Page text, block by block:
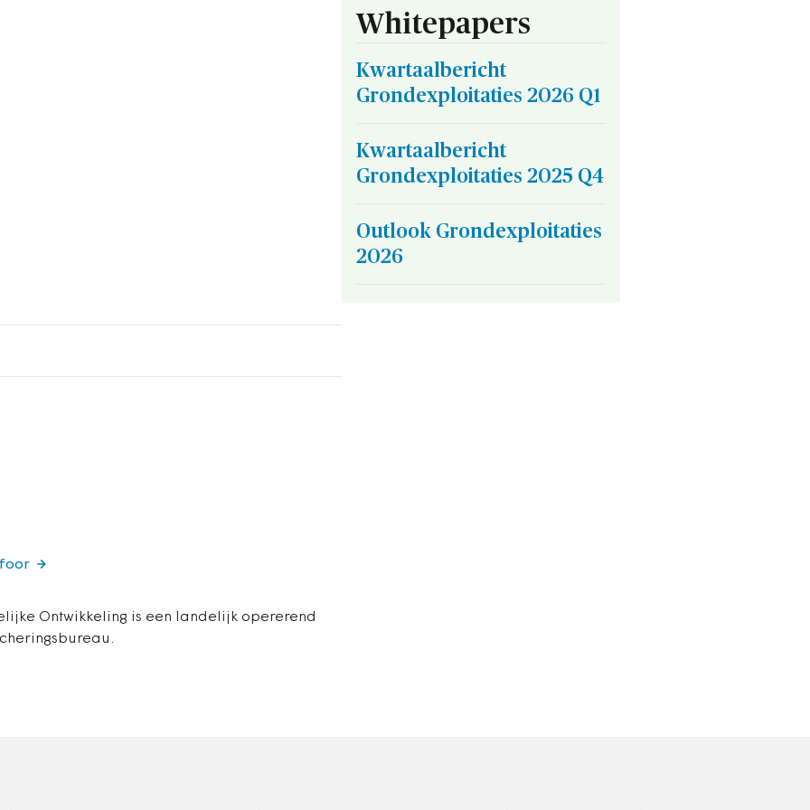
Whitepapers
Kwartaalbericht
Grondexploitaties 2026 Q1
Kwartaalbericht
Grondexploitaties 2025 Q4
Outlook Grondexploitaties
2026
Ontwikkeling is een landelijk opererend